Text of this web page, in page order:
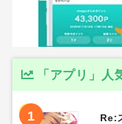
「アプリ」人
1
Re: